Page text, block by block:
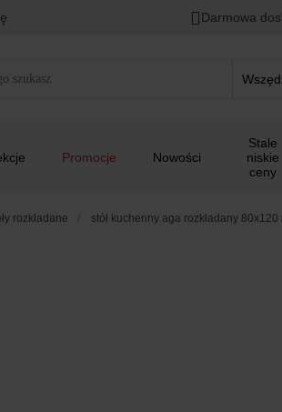
Darmowa
Promocje Nowości
Stale
niskie
ceny
rozkładane stół kuchenny aga rozkładany